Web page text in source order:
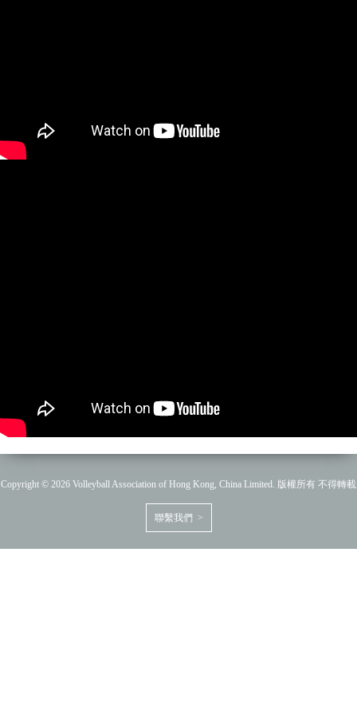
Copyright © 2026 Volleyball Association of Hong Kong, China Limited. 版權所有 不得轉載
聯繫我們 >